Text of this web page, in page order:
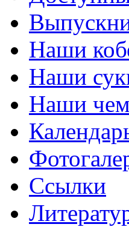
Наши
Наши
Наши
Ссылки